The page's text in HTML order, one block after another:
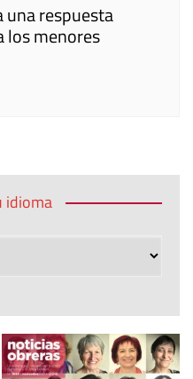
una respuesta
los menores
idioma